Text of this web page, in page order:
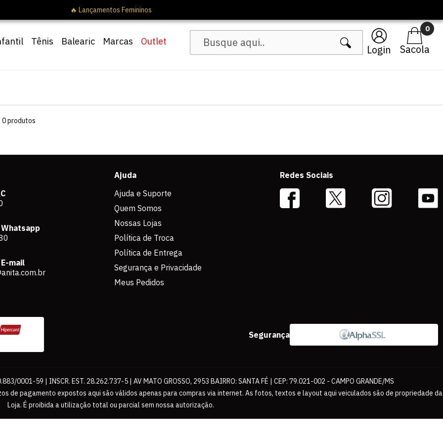
Login
0
Tênis Balearic Marcas Outlet
🔥 Lançamentos Femininos
0produtos
mail
Ajuda
Ajuda e Suporte
Quem Somos
Nossas Lojas
Política de Troca
Política de Entrega
Segurança e Privacidade
Meus Pedidos
Redes Sociais
Segurança
0001-59 | INSCR. EST. 28.262.737-5 | AV MATO GROSSO, 2953 BAIRRO: SANTA FÉ | CEP: 79.021-002 - CAMPO GRANDE/MS
de pagamento expostos aqui são válidos apenas para compras via internet. As fotos, textos e layout aqui veiculados são de propriedade da
Loja. É proibida a utilização total ou parcial sem nossa autorização.